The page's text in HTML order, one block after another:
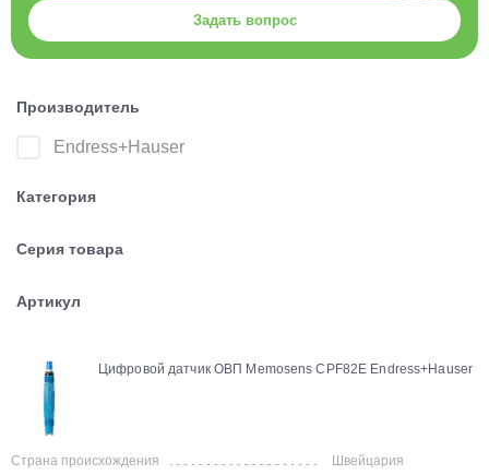
Задать вопрос
Производитель
Endress+Hauser
Категория
Серия товара
Артикул
Цифровой датчик ОВП Memosens CPF82E Endress+Hauser
Страна происхождения
Швейцария